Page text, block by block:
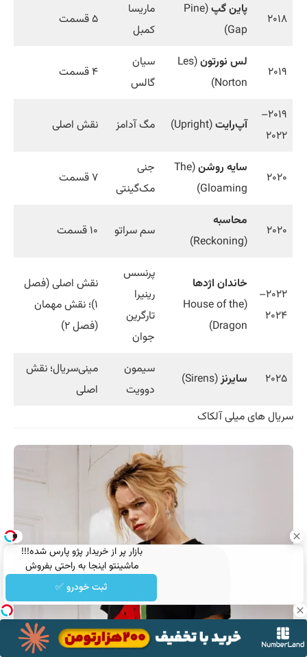
بازار پر از خریدار پژو پارس شده!!!
ماشینتو اینجا به راحتی بفروش
ثبت خودرو ✅
۲۰۱۸
پاین گپ (Pine
Gap)
ماریسا
کمبل
۵ قسمت
۲۰۱۹
لس نورتون (Les
Norton)
سیان
گالس
۴ قسمت
۲۰۱۹–
۲۰۲۲
آپ‌رایت(Upright) مگ آدامز نقش اصلی
۲۰۲۰
سایه روشن (The
Gloaming)
جنی
مک‌گینتی
۷ قسمت
۲۰۲۰
محاسبه
(Reckoning)
سم سراتو ۱۰ قسمت
۲۰۲۲–
۲۰۲۴
خاندان اژدها
(House of the
Dragon)
پرنسس
رینیرا
تارگرین
جوان
نقش اصلی (فصل
۱)؛ نقش مهمان
(فصل ۲)
۲۰۲۵ سایرنز(Sirens)
سیمون
دوویت
مینی‌سریال؛ نقش
اصلی
سریال های میلی آلکاک